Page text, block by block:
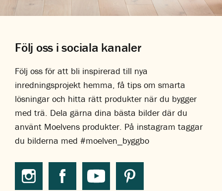
Följ oss i sociala kanaler
Följ oss för att bli inspirerad till nya
inredningsprojekt hemma, få tips om smarta
lösningar och hitta rätt produkter när du bygger
med trä. Dela gärna dina bästa bilder där du
använt Moelvens produkter. På instagram taggar
du bilderna med #moelven_byggbo